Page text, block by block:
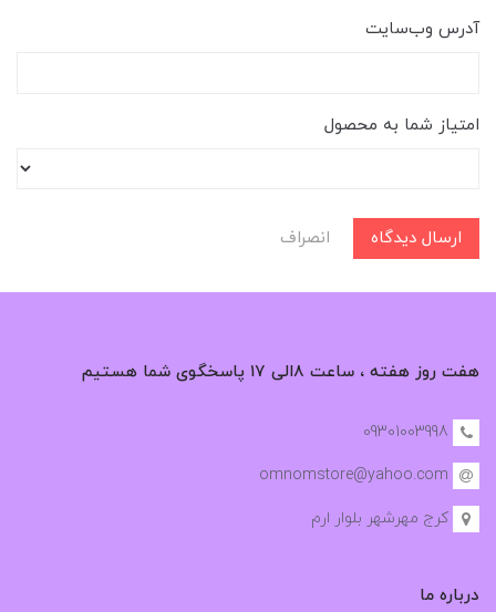
آدرس وب‌سایت
امتیاز شما به محصول
ارسال دیدگاه انصراف
هفت روز هفته ، ساعت ۸الی ۱۷ پاسخگوی شما هستیم
09301003998
omnomstore@yahoo.com
کرج مهرشهر بلوار ارم
درباره ما